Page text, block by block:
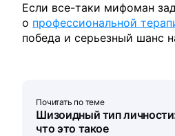
Если все-таки мифоман
о профессиональной
победа и серьезный шанс
Почитать по теме
Шизоидный тип
что это такое